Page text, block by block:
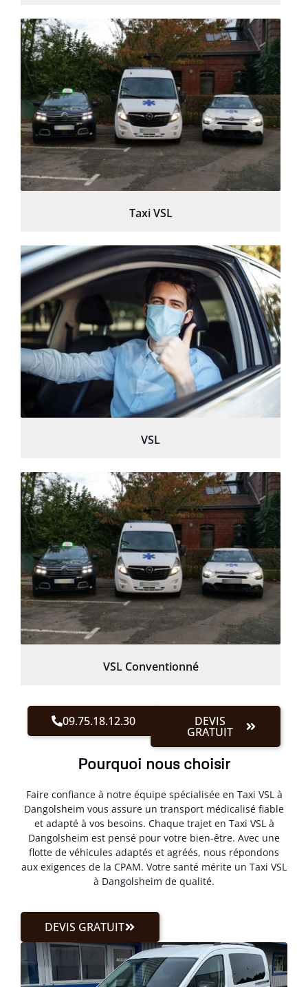
Taxi VSL
VSL
VSL Conventionné
09.75.18.12.30 DEVIS
GRATUIT
Pourquoi nous choisir
Faire confiance à notre équipe spécialisée en Taxi VSL à
Dangolsheim vous assure un transport médicalisé fiable
et adapté à vos besoins. Chaque trajet en Taxi VSL à
Dangolsheim est pensé pour votre bien-être. Avec une
flotte de véhicules adaptés et agréés, nous répondons
aux exigences de la CPAM. Votre santé mérite un Taxi VSL
à Dangolsheim de qualité.
DEVIS GRATUIT